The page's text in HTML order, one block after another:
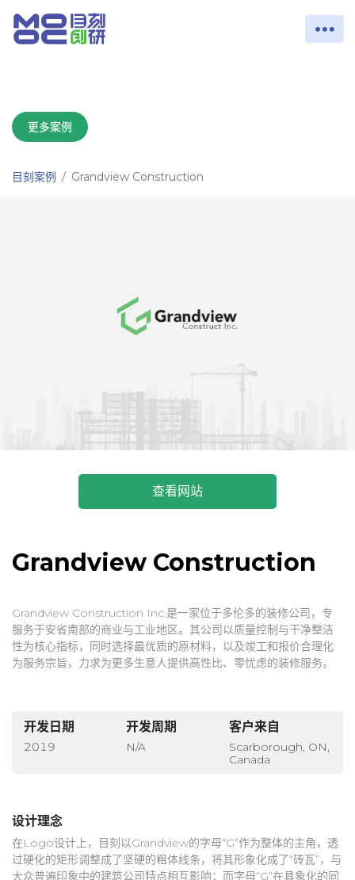
更多案例
目刻案例 Grandview Construction
查看网站
Grandview Construction
Grandview Construction Inc.是一家位于多伦多的装修公司，专
服务于安省南部的商业与工业地区。其公司以质量控制与干净整洁
性为核心指标，同时选择最优质的原材料，以及竣工和报价合理化
为服务宗旨，力求为更多生意人提供高性比、零忧虑的装修服务。
开发日期
2019
开发周期
N/A
客户来自
Scarborough, ON,
Canada
设计理念
在Logo设计上，目刻以Grandview的字母“G”作为整体的主角，透
过硬化的矩形调整成了坚硬的粗体线条，将其形象化成了“砖瓦”，与
大众普遍印象中的建筑公司特点相互影响；而字母“G”在具象化的同